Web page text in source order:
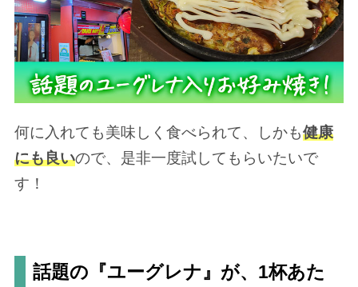
何に入れても美味しく食べられて、しかも健康
にも良いので、是非一度試してもらいたいで
す！
話題の『ユーグレナ』が、1杯あた